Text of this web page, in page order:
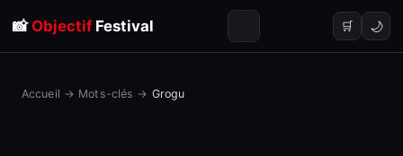
📸 ObjectifFestival 🛒 🌙
Accueil → Mots-clés → Grogu